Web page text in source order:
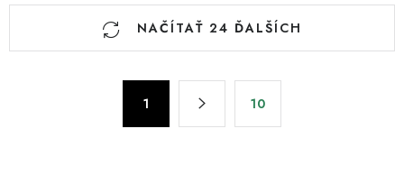
O
NAČÍTAŤ 24 ĎALŠÍCH
1 10